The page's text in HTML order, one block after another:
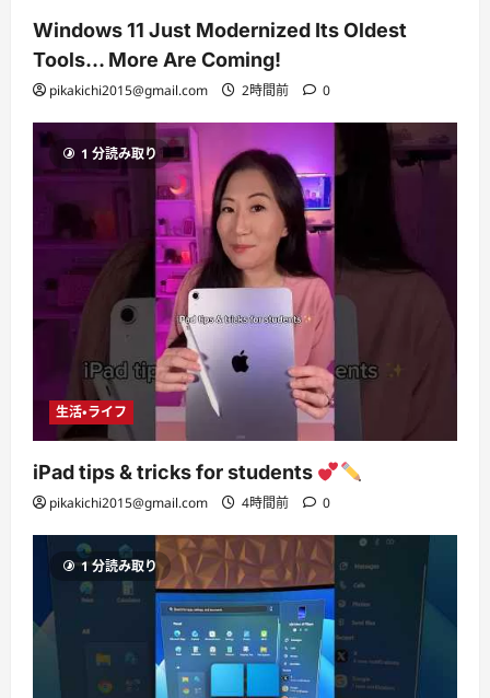
Windows 11 Just Modernized Its Oldest
Tools… More Are Coming!
pikakichi2015@gmail.com 2時間前 0
1 分読み取り
生活・ライフ
iPad tips & tricks for students
pikakichi2015@gmail.com 4時間前 0
1 分読み取り